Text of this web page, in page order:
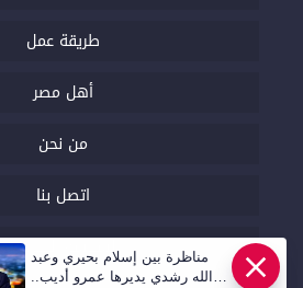
طريقة عمل
أهل مصر
من نحن
اتصل بنا
السياسة التحريرية
مناظرة بين إسلام بحيري وعبد
الله رشدي يديرها عمرو أديب..